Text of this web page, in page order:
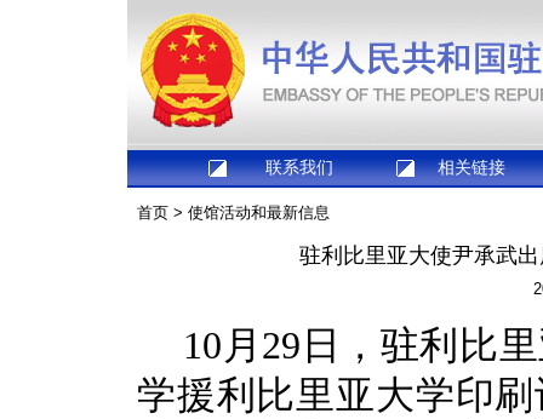
联系我们 相关链接
首页 > 使馆活动和最新信息
驻利比里亚大使尹承武
10月29日，驻利比
学援利比里亚大学印